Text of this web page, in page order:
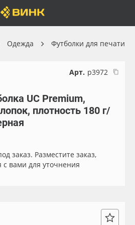
Одежда Футболки для печати
Арт. р3972
UC Premium,
плотность 180 г/
заказ. Разместите заказ,
вами для уточнения